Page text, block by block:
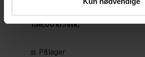
Din pris (ekskl. moms)
138,00 kr./stk.
På lager